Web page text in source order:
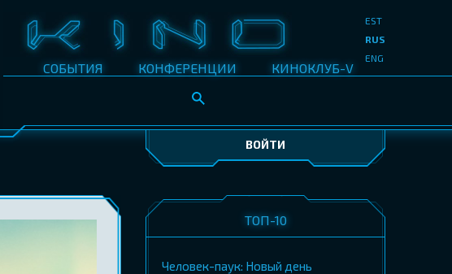
СОБЫТИЯ КОНФЕРЕНЦИИ КИНОКЛУБ-V
EST
RUS
ENG
ВОЙТИ
ТОП-10
Человек-паук: Новый день